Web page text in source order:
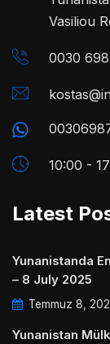
Vasiliou
0030
10:00 -
Latest
Yunanistanda
– 8 July 2025
Temmuz 8,
Yunanistan